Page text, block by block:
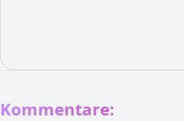
Kommentare: